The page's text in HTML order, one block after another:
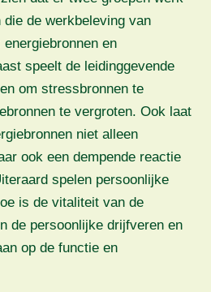
de werkbeleving van
en
speelt de leidinggevende
om stressbronnen te
te vergroten. Ook laat
niet alleen
ook een dempende reactie
spelen persoonlijke
is de vitaliteit van de
de persoonlijke drijfveren en
op de functie en